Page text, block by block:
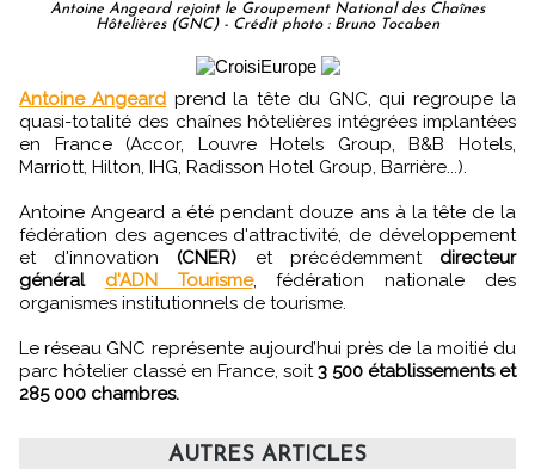
Antoine Angeard rejoint le Groupement National des Chaînes
Hôtelières (GNC) - Crédit photo : Bruno Tocaben
Antoine Angeard prend la tête du GNC, qui regroupe la
quasi-totalité des chaînes hôtelières intégrées implantées
en France (Accor, Louvre Hotels Group, B&B Hotels,
Marriott, Hilton, IHG, Radisson Hotel Group, Barrière...).
Antoine Angeard a été pendant douze ans à la tête de la
fédération des agences d'attractivité, de développement
et d'innovation (CNER) et précédemment directeur
général
d'ADN Tourisme, fédération nationale des
organismes institutionnels de tourisme.
Le réseau GNC représente aujourd’hui près de la moitié du
parc hôtelier classé en France, soit3 500 établissements et
285 000 chambres.
AUTRES ARTICLES